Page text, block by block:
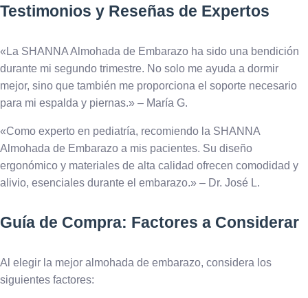
Testimonios y Reseñas de Expertos
«La SHANNA Almohada de Embarazo ha sido una bendición
durante mi segundo trimestre. No solo me ayuda a dormir
mejor, sino que también me proporciona el soporte necesario
para mi espalda y piernas.» – María G.
«Como experto en pediatría, recomiendo la SHANNA
Almohada de Embarazo a mis pacientes. Su diseño
ergonómico y materiales de alta calidad ofrecen comodidad y
alivio, esenciales durante el embarazo.» – Dr. José L.
Guía de Compra: Factores a Considerar
Al elegir la mejor almohada de embarazo, considera los
siguientes factores: